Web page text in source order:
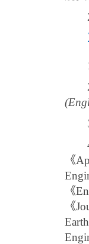
《
《
《